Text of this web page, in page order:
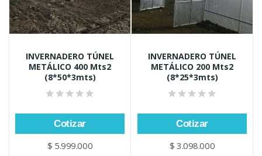
INVERNADERO TÚNEL
METÁLICO 400 Mts2
(8*50*3mts)
Cotizar
$ 5.999.000
INVERNADERO TÚNEL
METÁLICO 200 Mts2
(8*25*3mts)
Cotizar
$ 3.098.000